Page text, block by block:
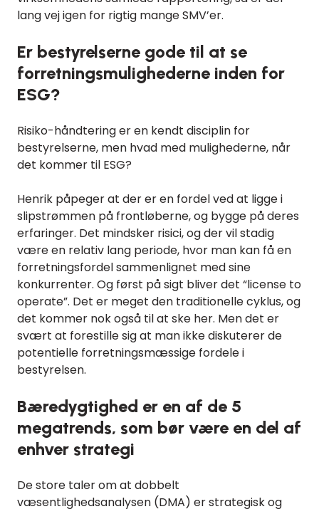
lang vej igen for rigtig mange SMV’er.
Er bestyrelserne gode til at se
forretningsmulighederne inden for
ESG?
Risiko-håndtering er en kendt disciplin for
bestyrelserne, men hvad med mulighederne, når
det kommer til ESG?
Henrik påpeger at der er en fordel ved at ligge i
slipstrømmen på frontløberne, og bygge på deres
erfaringer. Det mindsker risici, og der vil stadig
være en relativ lang periode, hvor man kan få en
forretningsfordel sammenlignet med sine
konkurrenter. Og først på sigt bliver det “license to
operate”. Det er meget den traditionelle cyklus, og
det kommer nok også til at ske her. Men det er
svært at forestille sig at man ikke diskuterer de
potentielle forretningsmæssige fordele i
bestyrelsen.
Bæredygtighed er en af de 5
megatrends, som bør være en del af
enhver strategi
De store taler om at dobbelt
væsentlighedsanalysen (DMA) er strategisk og